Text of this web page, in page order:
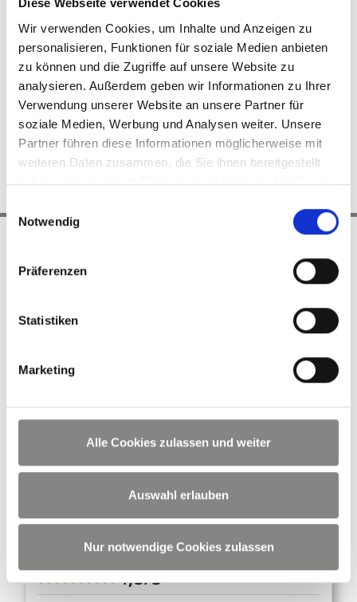
Diese Webseite verwendet Cookies
Wir verwenden Cookies, um Inhalte und Anzeigen zu
personalisieren, Funktionen für soziale Medien anbieten
zu können und die Zugriffe auf unsere Website zu
analysieren. Außerdem geben wir Informationen zu Ihrer
Verwendung unserer Website an unsere Partner für
soziale Medien, Werbung und Analysen weiter. Unsere
Partner führen diese Informationen möglicherweise mit
weiteren Daten zusammen, die Sie ihnen bereitgestellt
haben oder die sie im Rahmen Ihrer Nutzung der Dienste
Notwendig
Präferenzen
Statistiken
Marketing
Alle Cookies zulassen und weiter
Auswahl erlauben
Nur notwendige Cookies zulassen
Impressum
Anfahrt
E-Mail schreiben
628 BewertungenfürSCHATTENWERK
Hannover
4,8/5